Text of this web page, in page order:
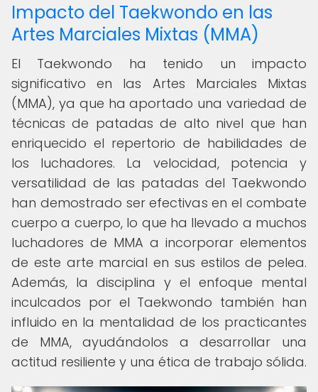
Impacto del Taekwondo en las
Artes Marciales Mixtas (MMA)
El Taekwondo ha tenido un impacto
significativo en las Artes Marciales Mixtas
(MMA), ya que ha aportado una variedad de
técnicas de patadas de alto nivel que han
enriquecido el repertorio de habilidades de
los luchadores. La velocidad, potencia y
versatilidad de las patadas del Taekwondo
han demostrado ser efectivas en el combate
cuerpo a cuerpo, lo que ha llevado a muchos
luchadores de MMA a incorporar elementos
de este arte marcial en sus estilos de pelea.
Además, la disciplina y el enfoque mental
inculcados por el Taekwondo también han
influido en la mentalidad de los practicantes
de MMA, ayudándolos a desarrollar una
actitud resiliente y una ética de trabajo sólida.